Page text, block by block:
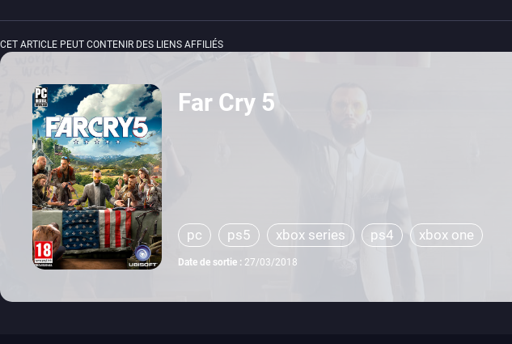
CET ARTICLE PEUT CONTENIR DES LIENS AFFILIÉS
Far Cry 5
pc ps5 xbox series ps4 xbox one
Date de sortie : 27/03/2018